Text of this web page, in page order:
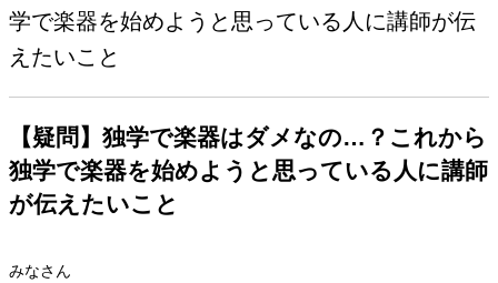
学で楽器を始めようと思っている人に講師が伝
えたいこと
【疑問】独学で楽器はダメなの…？これから
独学で楽器を始めようと思っている人に講師
が伝えたいこと
みなさん